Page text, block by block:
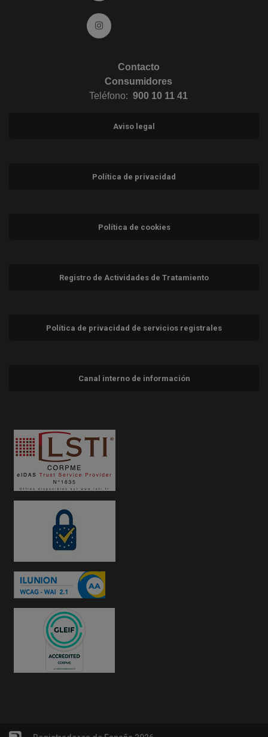
Ir a Instagram (abre en ventana nueva)
Contacto
Consumidores
Teléfono: 900 10 11 41
Aviso legal
Política de privacidad
Política de cookies
Registro de Actividades de Tratamiento
Política de privacidad de servicios registrales
Canal interno de información